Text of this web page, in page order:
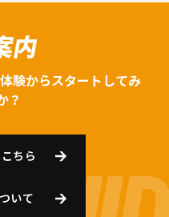
内
験からスタートしてみ
？
ちら
いて